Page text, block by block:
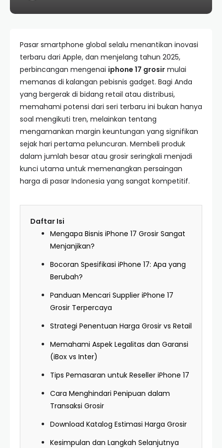
Pasar smartphone global selalu menantikan inovasi
terbaru dari Apple, dan menjelang tahun 2025,
perbincangan mengenai iphone 17 grosir mulai
memanas di kalangan pebisnis gadget. Bagi Anda
yang bergerak di bidang retail atau distribusi,
memahami potensi dari seri terbaru ini bukan hanya
soal mengikuti tren, melainkan tentang
mengamankan margin keuntungan yang signifikan
sejak hari pertama peluncuran. Membeli produk
dalam jumlah besar atau grosir seringkali menjadi
kunci utama untuk memenangkan persaingan
harga di pasar Indonesia yang sangat kompetitif.
Daftar Isi
Mengapa Bisnis iPhone 17 Grosir Sangat
Menjanjikan?
Bocoran Spesifikasi iPhone 17: Apa yang
Berubah?
Panduan Mencari Supplier iPhone 17
Grosir Terpercaya
Strategi Penentuan Harga Grosir vs Retail
Memahami Aspek Legalitas dan Garansi
(iBox vs Inter)
Tips Pemasaran untuk Reseller iPhone 17
Cara Menghindari Penipuan dalam
Transaksi Grosir
Download Katalog Estimasi Harga Grosir
Kesimpulan dan Langkah Selanjutnya